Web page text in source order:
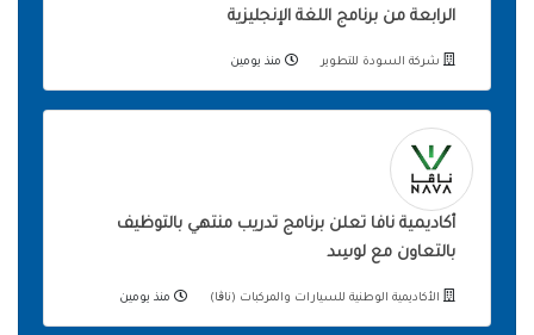
الرابعة من برنامج اللغة الإنجليزية
شركة السودة للتطوير منذ يومين
أكاديمية نافا تعلن برنامج تدريب منتهي بالتوظيف
بالتعاون مع لوسِد
الأكاديمية الوطنية للسيارات والمركبات (ناڨا) منذ يومين